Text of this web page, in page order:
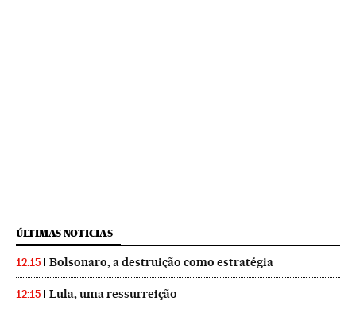
ÚLTIMAS NOTICIAS
12:15 Bolsonaro, a destruição como estratégia
12:15 Lula, uma ressurreição